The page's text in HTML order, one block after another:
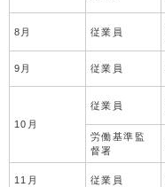
8月 従業員
9月 従業員
10月
従業員
労働基準監
督署
11月 従業員